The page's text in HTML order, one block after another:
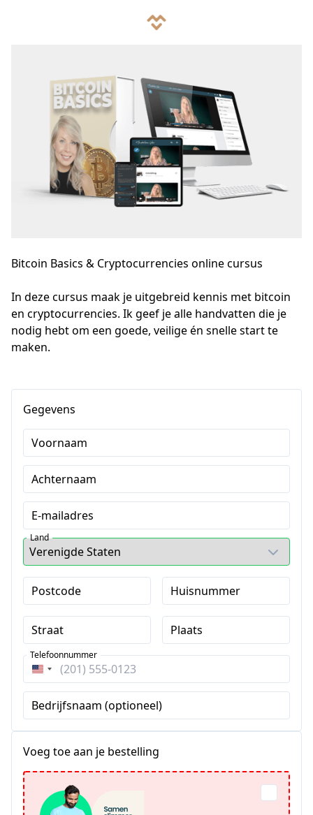
Bitcoin Basics & Cryptocurrencies online cursus
In deze cursus maak je uitgebreid kennis met bitcoin
en cryptocurrencies. Ik geef je alle handvatten die je
nodig hebt om een goede, veilige én snelle start te
maken.
Gegevens
Voornaam
Achternaam
E-mailadres
Land
Postcode Huisnummer
Straat Plaats
Verenigde
Staten
+1
Telefoonnummer
Bedrijfsnaam (optioneel)
Voeg toe aan je bestelling